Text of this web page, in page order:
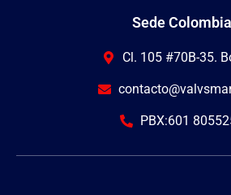
Sede Colombia
Cl. 105 #70B-35.
PBX:601